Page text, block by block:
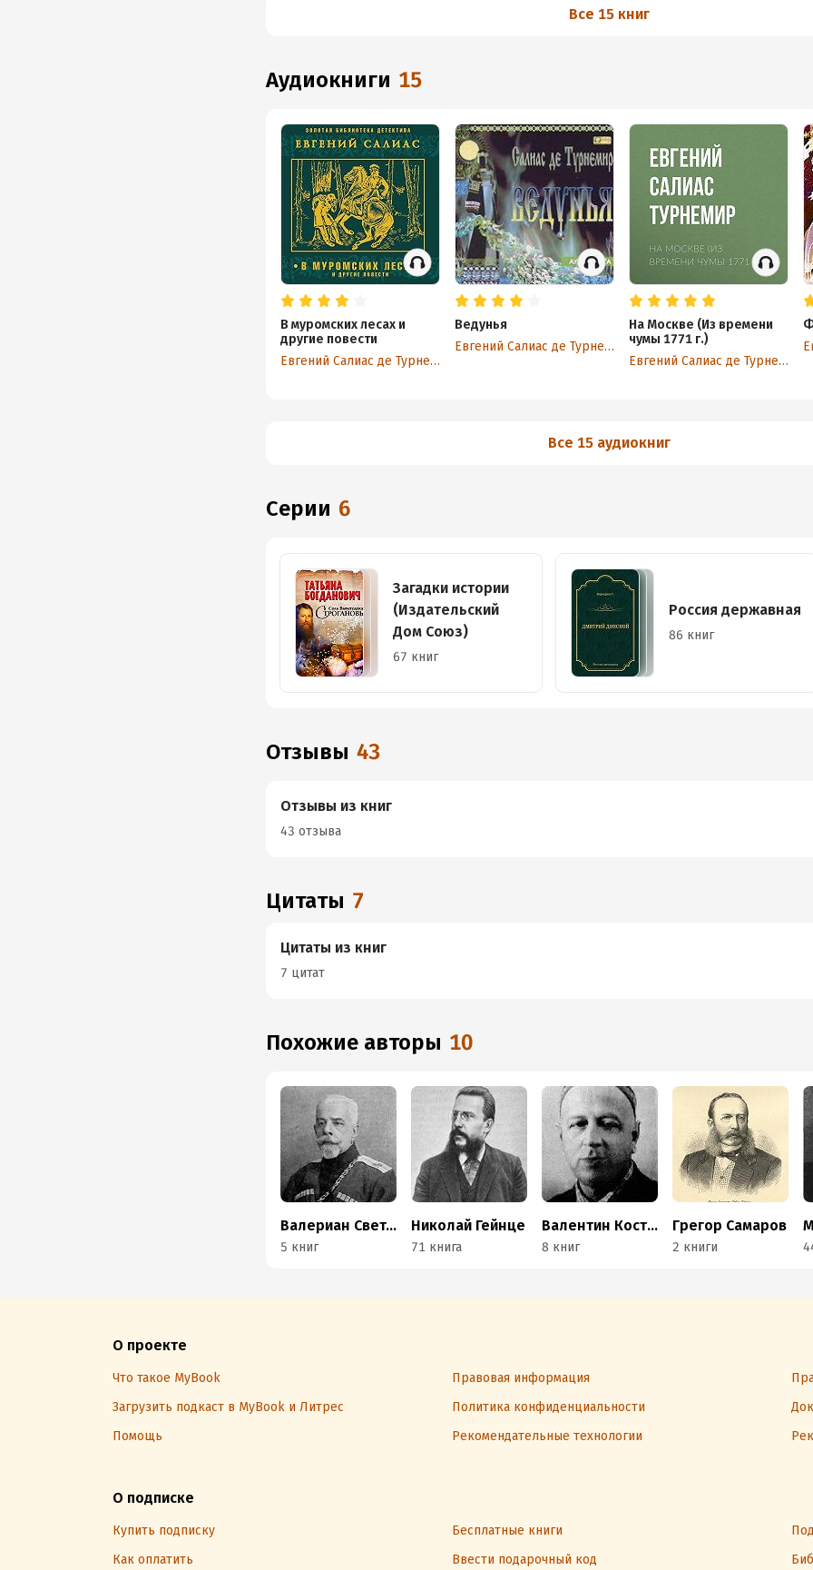
Все 15 книг
аудиокниги 15
В муромских лесах и
другие повести
Евгений Салиас де Турнемир
Ведунья
Евгений Салиас де Турнемир
На Москве (Из времени
чумы 1771 г.)
Евгений Салиас де Турнемир
Все 15 аудиокниг
Серии 6
Загадки истории
(Издательский
Дом Союз)
67 книг
Россия державная
86 книг
Отзывы 43
Отзывы из книг
43 отзыва
Цитаты 7
Цитаты из книг
7 цитат
Похожие авторы 10
Валериан Светлов
5 книг
Николай Гейнце
71 книга
Валентин Костылев
8 книг
Грегор Самаров
2 книги
О проекте
Что такое MyBook Правовая информация
Загрузить подкаст в MyBook и Литрес
Политика конфиденциальности
Помощь
Рекомендательные технологии
О подписке
Купить подписку Бесплатные книги
Как оплатить
Ввести подарочный код